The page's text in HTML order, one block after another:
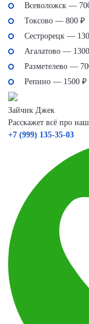
Всеволожск —
Токсово — 800 ₽
Сестрорецк —
Агалатово —
Разметелево —
Репино — 1500 ₽
Зайчик Джек
Расскажет всё про
+7 (999) 135-35-03